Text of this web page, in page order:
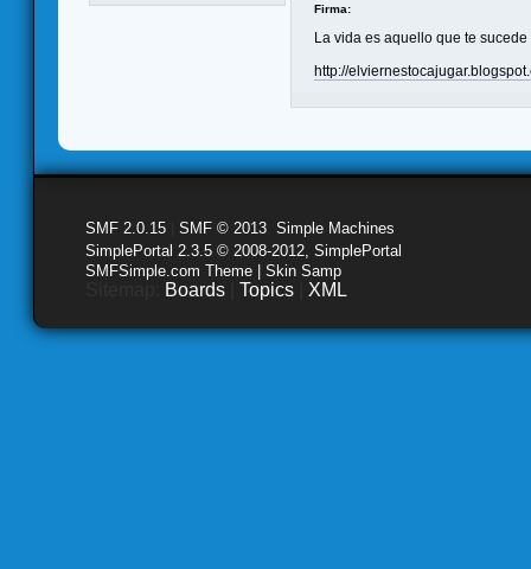
Firma:
La vida es aquello que te
http://
SMF 2.0.15 SMF © 2013 Simple Machines
SimplePortal 2.3.5 © 2008-2012, SimplePortal
SMFSimple.com Theme | Skin Samp
Boards Topics XML